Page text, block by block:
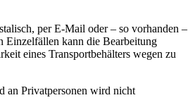
per E-Mail oder – so vorhanden –
Einzelfällen kann die Bearbeitung
eines Transportbehälters wegen zu
an Privatpersonen wird nicht